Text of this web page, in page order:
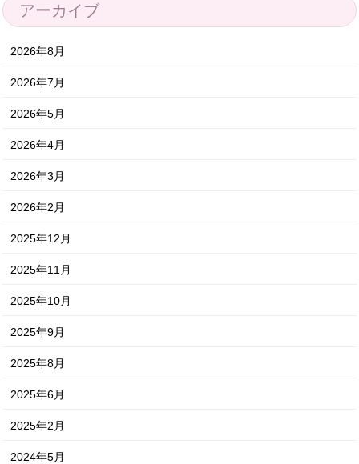
アーカイブ
2026年8月
2026年7月
2026年5月
2026年4月
2026年3月
2026年2月
2025年12月
2025年11月
2025年10月
2025年9月
2025年8月
2025年6月
2025年2月
2024年5月